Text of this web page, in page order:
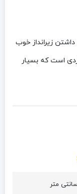
داشتن زیرانداز خوب
است که بسیار